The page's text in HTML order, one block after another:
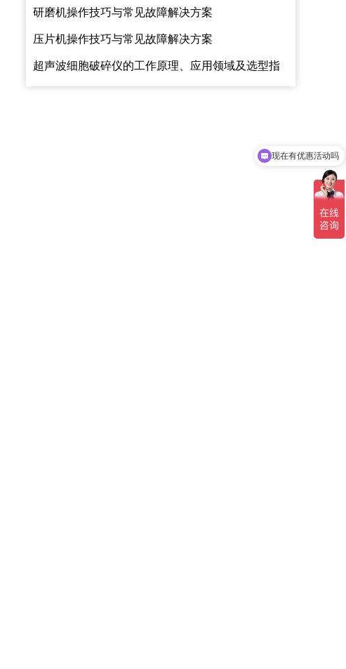
研磨机操作技巧与常见故障解决方案
压片机操作技巧与常见故障解决方案
超声波细胞破碎仪的工作原理、应用领域及选型指
现在有优惠活动吗